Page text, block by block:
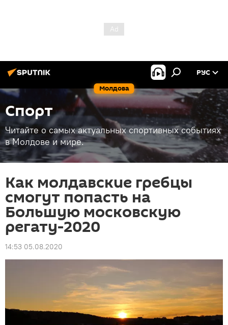
Молдова
РУС
Спорт
Читайте о самых актуальных спортивных событиях
в Молдове и мире.
Как молдавские гребцы
смогут попасть на
Большую московскую
регату-2020
14:53 05.08.2020